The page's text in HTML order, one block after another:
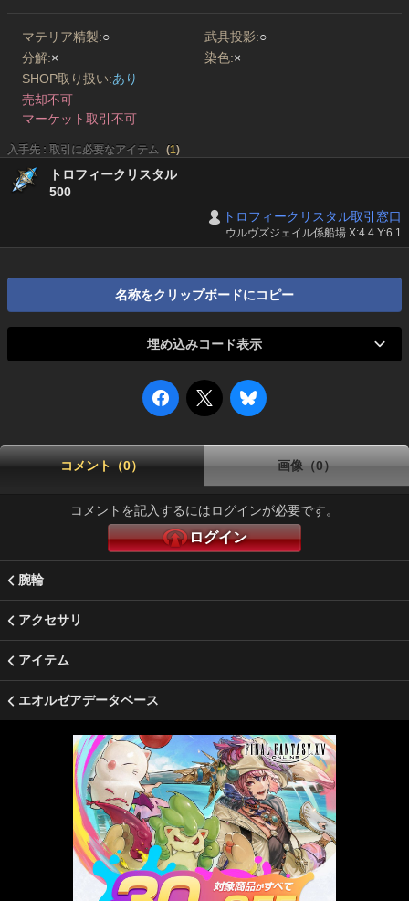
マテリア精製:○ 武具投影:○
分解:× 染色:×
SHOP取り扱い:あり
売却不可
マーケット取引不可
入手先 : 取引に必要なアイテム (1)
トロフィークリスタル
500
トロフィークリスタル取引窓口
ウルヴズジェイル係船場 X:4.4 Y:6.1
名称をクリップボードにコピー
埋め込みコード表示
コメント（0） 画像（0）
コメントを記入するにはログインが必要です。
ログイン
腕輪
アクセサリ
アイテム
エオルゼアデータベース